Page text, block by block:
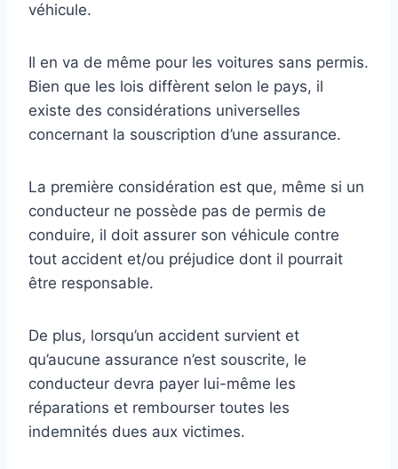
véhicule.
Il en va de même pour les voitures sans permis.
Bien que les lois diffèrent selon le pays, il
existe des considérations universelles
concernant la souscription d’une assurance.
La première considération est que, même si un
conducteur ne possède pas de permis de
conduire, il doit assurer son véhicule contre
tout accident et/ou préjudice dont il pourrait
être responsable.
De plus, lorsqu’un accident survient et
qu’aucune assurance n’est souscrite, le
conducteur devra payer lui-même les
réparations et rembourser toutes les
indemnités dues aux victimes.